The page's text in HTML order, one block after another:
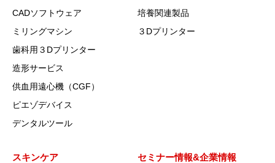
CADソフトウェア
ミリングマシン
歯科用３Dプリンター
造形サービス
供血用遠心機（CGF）
ピエゾデバイス
デンタルツール
培養関連製品
３Dプリンター
スキンケア セミナー情報&企業情報